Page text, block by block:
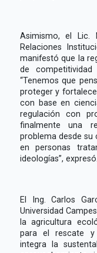
Asimismo, el Lic.
Relaciones
manifestó que la
de
“Tenemos que
proteger y
con base en
regulación con
finalmente una
problema desde su
en personas
ideologías”, expresó.
El Ing. Carlos
Universidad
la agricultura
para el rescate y
integra la